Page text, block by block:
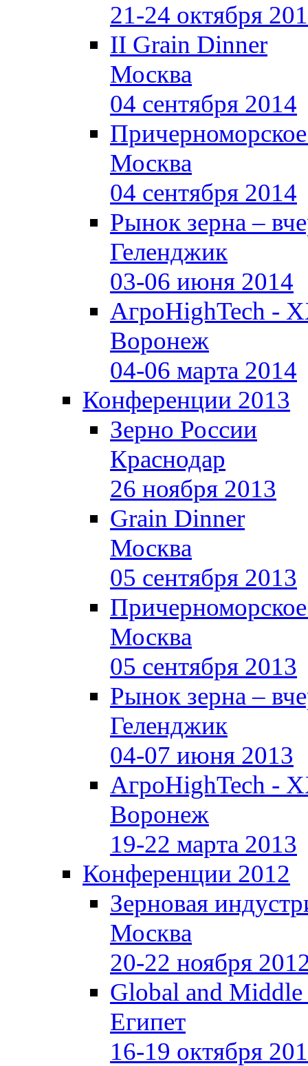
21-24 октября
II Grain Dinner
Москва
04 сентября 2014
Москва
04 сентября 2014
Рынок зерна –
Геленджик
03-06 июня 2014
АгроHighTech -
Воронеж
04-06 марта 2014
Конференции 2013
Зерно России
Краснодар
26 ноября 2013
Grain Dinner
Москва
05 сентября 2013
Москва
05 сентября 2013
Рынок зерна –
Геленджик
04-07 июня 2013
АгроHighTech -
Воронеж
19-22 марта 2013
Конференции 2012
Зерновая
Москва
20-22 ноября
Global and
Египет
16-19 октября